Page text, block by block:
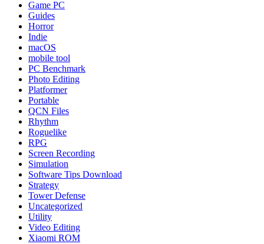
Game PC
Guides
Horror
Indie
macOS
mobile tool
PC Benchmark
Photo Editing
Platformer
Portable
QCN Files
Rhythm
Roguelike
RPG
Screen Recording
Simulation
Software Tips Download
Strategy
Tower Defense
Uncategorized
Utility
Video Editing
Xiaomi ROM